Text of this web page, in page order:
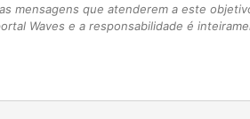
mensagens que atenderem a este
Waves e a responsabilidade é